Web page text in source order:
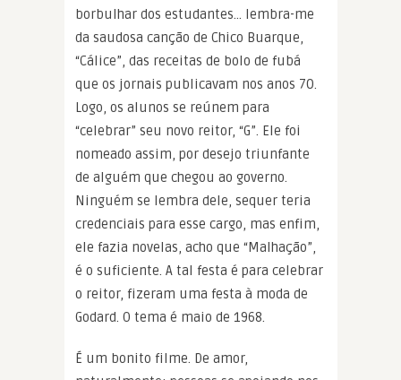
borbulhar dos estudantes… lembra-me
da saudosa canção de Chico Buarque,
“Cálice”, das receitas de bolo de fubá
que os jornais publicavam nos anos 70.
Logo, os alunos se reúnem para
“celebrar” seu novo reitor, “G”. Ele foi
nomeado assim, por desejo triunfante
de alguém que chegou ao governo.
Ninguém se lembra dele, sequer teria
credenciais para esse cargo, mas enfim,
ele fazia novelas, acho que “Malhação”,
é o suficiente. A tal festa é para celebrar
o reitor, fizeram uma festa à moda de
Godard. O tema é maio de 1968.
É um bonito filme. De amor,